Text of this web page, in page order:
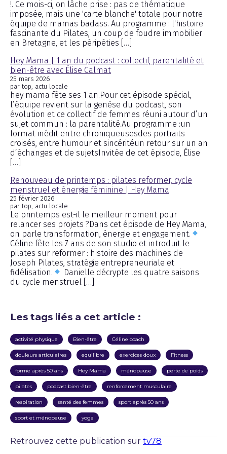
!. Ce mois-ci, on lâche prise : pas de thématique
imposée, mais une 'carte blanche' totale pour notre
équipe de mamas badass. Au programme : l'histoire
fascinante du Pilates, un coup de foudre immobilier
en Bretagne, et les péripéties […]
Hey Mama | 1 an du podcast : collectif, parentalité et
bien-être avec Élise Calmat
25 mars 2026
par top, actu locale
hey mama fête ses 1 an.Pour cet épisode spécial,
l’équipe revient sur la genèse du podcast, son
évolution et ce collectif de femmes réuni autour d’un
sujet commun : la parentalité.Au programme :un
format inédit entre chroniqueusesdes portraits
croisés, entre humour et sincéritéun retour sur un an
d’échanges et de sujetsInvitée de cet épisode, Élise
[…]
Renouveau de printemps : pilates reformer, cycle
menstruel et énergie féminine | Hey Mama
25 février 2026
par top, actu locale
Le printemps est-il le meilleur moment pour
relancer ses projets ?Dans cet épisode de Hey Mama,
on parle transformation, énergie et engagement.
Céline fête les 7 ans de son studio et introduit le
pilates sur reformer : histoire des machines de
Joseph Pilates, stratégie entrepreneuriale et
fidélisation.
Danielle décrypte les quatre saisons
du cycle menstruel […]
Les tags liés a cet article :
activité physique Bien-être Céline coach
douleurs articulaires equilibre exercices doux Fitness
forme après 50 ans Hey Mama ménopause perte de poids
pilates podcast bien-être renforcement musculaire
respiration santé des femmes sport après 50 ans
sport et ménopause yoga
Retrouvez cette publication sur tv78